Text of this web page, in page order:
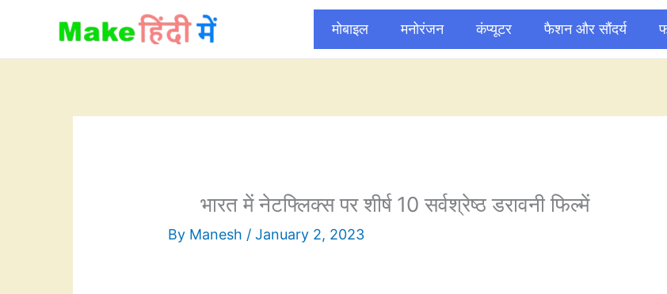
content
मोबाइल मनोरंजन कंप्यूटर फैशन और सौंदर्य
भारत में नेटफ्लिक्स पर शीर्ष 10 सर्वश्रेष्ठ डरावनी फिल्में
By Manesh /January 2, 2023